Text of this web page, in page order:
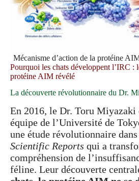
Mécanisme d’action de la protéine
Pourquoi les chats développent l’IRC :
protéine AIM révélé
La découverte révolutionnaire du Dr.
En 2016, le Dr. Toru Miyazaki
équipe de l’Université de
une étude révolutionnaire
Scientific Reports qui a
compréhension de
féline. Leur découverte